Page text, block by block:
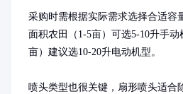
采购时需根据实际需求选择合适容
面积农田（1-5亩）可选5-10升手
亩）建议选10-20升电动机型。
喷头类型也很关键，扇形喷头适合